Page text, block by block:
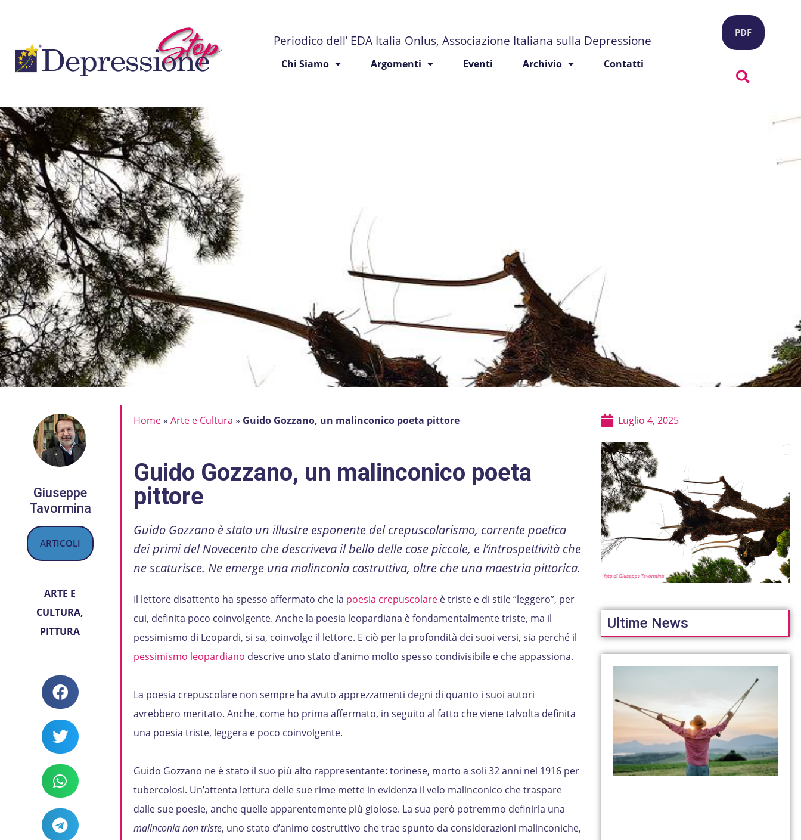
Periodico dell’ EDA Italia Onlus, Associazione Italiana sulla Depressione
Chi Siamo Argomenti Eventi Archivio Contatti
PDF
Giuseppe
Tavormina
ARTICOLI
ARTE E
CULTURA,
PITTURA
Home» Arte e Cultura » Guido Gozzano, un malinconico poeta pittore
Guido Gozzano, un malinconico poeta
pittore
Guido Gozzano è stato un illustre esponente del crepuscolarismo, corrente poetica
dei primi del Novecento che descriveva il bello delle cose piccole, e l’introspettività che
ne scaturisce. Ne emerge una malinconia costruttiva, oltre che una maestria pittorica.
Il lettore disattento ha spesso affermato che la poesia crepuscolareè triste e di stile “leggero”, per
cui, definita poco coinvolgente. Anche la poesia leopardiana è fondamentalmente triste, ma il
pessimismo di Leopardi, si sa, coinvolge il lettore. E ciò per la profondità dei suoi versi, sia perché il
pessimismo leopardiano descrive uno stato d’animo molto spesso condivisibile e che appassiona.
La poesia crepuscolare non sempre ha avuto apprezzamenti degni di quanto i suoi autori
avrebbero meritato. Anche, come ho prima affermato, in seguito al fatto che viene talvolta definita
una poesia triste, leggera e poco coinvolgente.
Guido Gozzano ne è stato il suo più alto rappresentante: torinese, morto a soli 32 anni nel 1916 per
tubercolosi. Un’attenta lettura delle sue rime mette in evidenza il velo malinconico che traspare
dalle sue poesie, anche quelle apparentemente più gioiose. La sua però potremmo definirla una
malinconia non triste, uno stato d’animo costruttivo che trae spunto da considerazioni malinconiche,
Luglio 4, 2025
Ultime News